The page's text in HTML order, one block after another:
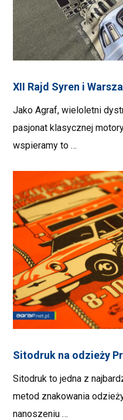
XII Rajd Syren i
Jako Agraf, wieloletni
pasjonat klasycznej
wspieramy to …
Sitodruk na odzieży
Sitodruk to jedna z
metod znakowania
nanoszeniu …